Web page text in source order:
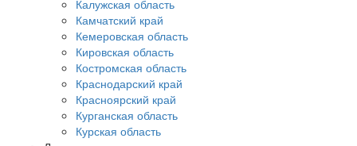
Калужская область
Камчатский край
Кемеровская область
Кировская область
Костромская область
Краснодарский край
Красноярский край
Курганская область
Курская область